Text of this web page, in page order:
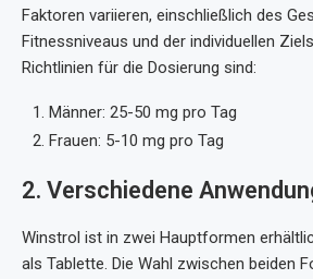
Faktoren variieren, einschließlich des
Fitnessniveaus und der individuellen
Richtlinien für die Dosierung sind:
Männer: 25-50 mg pro Tag
Frauen: 5-10 mg pro Tag
2. Verschiedene
Winstrol ist in zwei Hauptformen
als Tablette. Die Wahl zwischen beiden